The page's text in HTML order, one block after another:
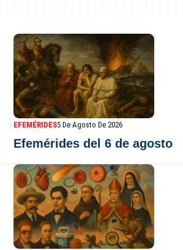
EFEMÉRIDES5 De Agosto De 2026
Efemérides del 6 de agosto